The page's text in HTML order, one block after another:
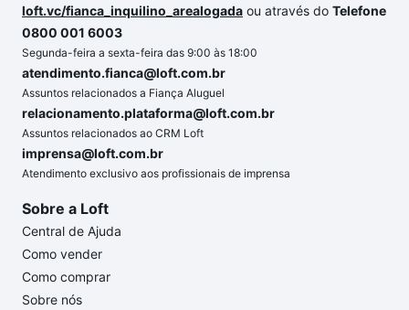
loft.vc/fianca_inquilino_arealogada ou através do Telefone
0800 001 6003
Segunda-feira a sexta-feira das 9:00 às 18:00
atendimento.fianca@loft.com.br
Assuntos relacionados a Fiança Aluguel
relacionamento.plataforma@loft.com.br
Assuntos relacionados ao CRM Loft
imprensa@loft.com.br
Atendimento exclusivo aos profissionais de imprensa
Sobre a Loft
Central de Ajuda
Como vender
Como comprar
Sobre nós